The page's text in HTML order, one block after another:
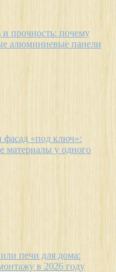
и прочность: почему
алюминиевые панели
фасад «под ключ»:
материалы у одного
печи для дома:
в 2026 году